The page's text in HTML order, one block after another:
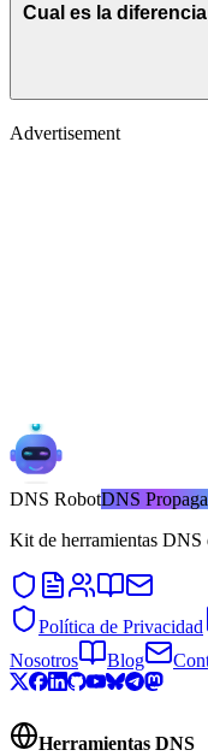
Cual es la
Advertisement
DNS RobotDNS
Kit de herramientas DNS
Política de Privacidad
Nosotros
Blog
Herramientas DNS